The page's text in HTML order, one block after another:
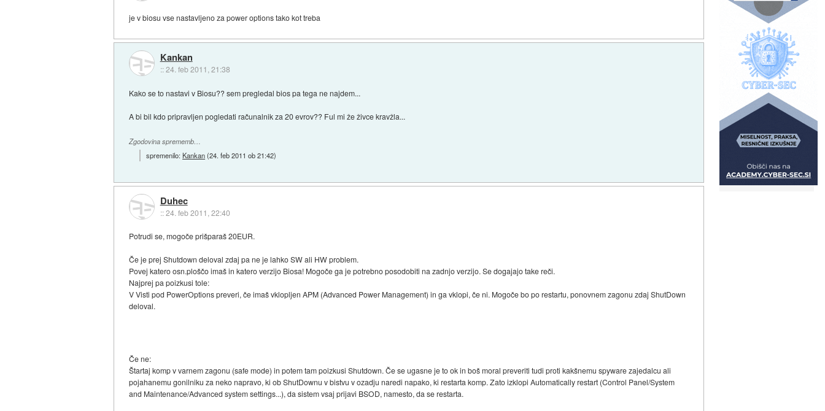
je v biosu vse nastavljeno za power options tako kot treba
Kankan
::24. feb 2011, 21:38
Kako se to nastavi v Biosu?? sem pregledal bios pa tega ne najdem...
A bi bil kdo pripravljen pogledati računalnik za 20 evrov?? Ful mi že živce kravžla...
Zgodovina sprememb…
spremenilo:Kankan(24. feb 2011 ob 21:42)
Duhec
::24. feb 2011, 22:40
Potrudi se, mogoče prišparaš 20EUR.
Če je prej Shutdown deloval zdaj pa ne je lahko SW ali HW problem.
Povej katero osn.ploščo imaš in katero verzijo Biosa! Mogoče ga je potrebno posodobiti na zadnjo verzijo. Se dogajajo take reči.
Najprej pa poizkusi tole:
V Visti pod PowerOptions preveri, če imaš vklopljen APM (Advanced Power Management) in ga vklopi, če ni. Mogoče bo po restartu, ponovnem zagonu zdaj ShutDown
deloval.
Če ne:
Štartaj komp v varnem zagonu (safe mode) in potem tam poizkusi Shutdown. Če se ugasne je to ok in boš moral preveriti tudi proti kakšnemu spyware zajedalcu ali
pojahanemu gonilniku za neko napravo, ki ob ShutDownu v bistvu v ozadju naredi napako, ki restarta komp. Zato izklopi Automatically restart (Control Panel/System
and Maintenance/Advanced system settings...), da sistem vsaj prijavi BSOD, namesto, da se restarta.